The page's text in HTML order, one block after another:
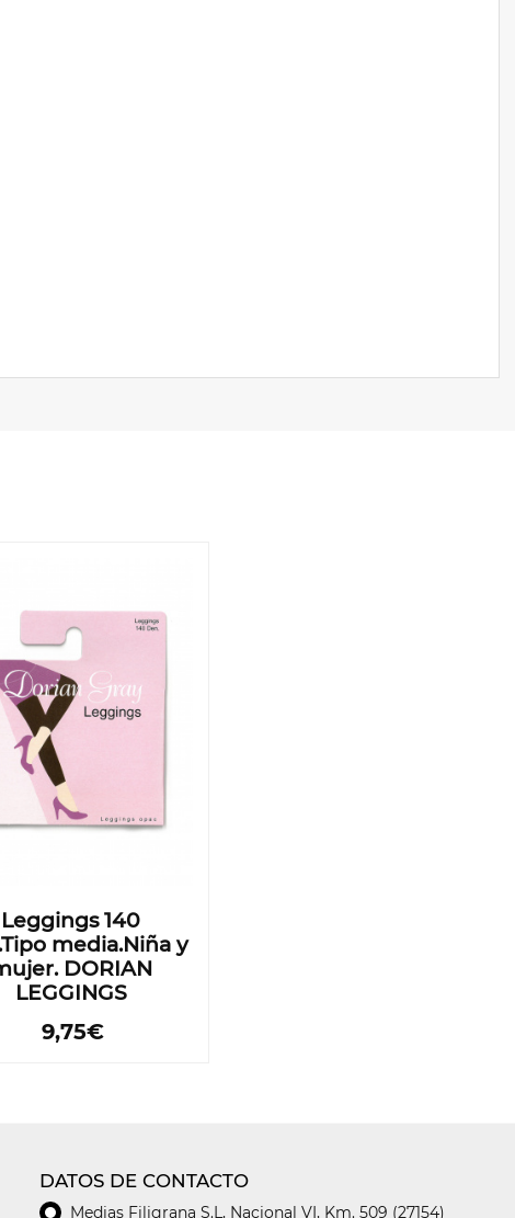
Leggings 140
media.Niña y
DORIAN
LEGGINGS
9,75€
DATOS DE CONTACTO
Medias Filigrana S.L, Nacional VI, Km. 509 (27154)